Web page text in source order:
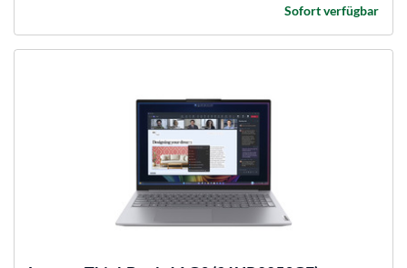
Sofort verfügbar